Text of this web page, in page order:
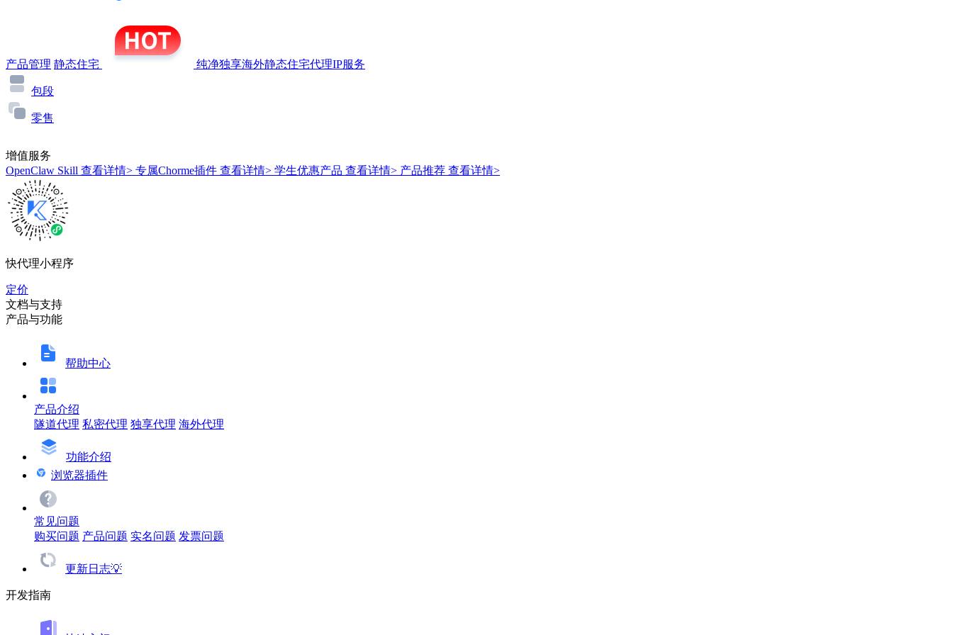
产品管理 静态住宅 纯净独享海外静态住宅代理IP服务
包段
零售
增值服务
OpenClaw Skill 查看详情> 专属Chorme插件 查看详情> 学生优惠产品 查看详情> 产品推荐 查看详情>
快代理小程序
定价
文档与支持
产品与功能
帮助中心
产品介绍
隧道代理 私密代理 独享代理 海外代理
功能介绍
浏览器插件
常见问题
购买问题 产品问题 实名问题 发票问题
更新日志💡
开发指南